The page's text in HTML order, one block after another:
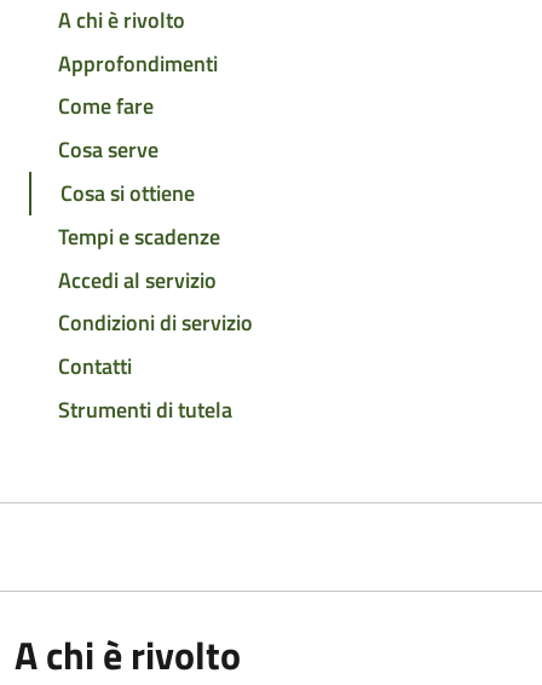
A chi è rivolto
Approfondimenti
Come fare
Cosa serve
Cosa si ottiene
Tempi e scadenze
Accedi al servizio
Condizioni di servizio
Contatti
Strumenti di tutela
A chi è rivolto